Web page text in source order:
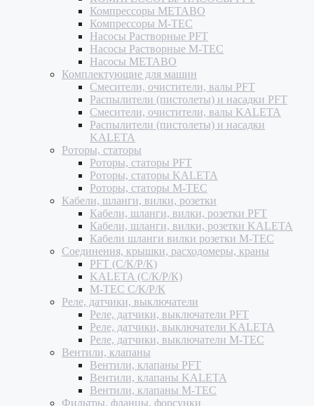
Компрессоры METABO
Компрессоры M-TEC
Насосы Растворные PFT
Насосы Растворные M-TEC
Насосы METABO
Комплектующие для машин
Смесители, очистители, валы PFT
Распылители (пистолеты) и насадки PFT
Смесители, очистители, валы KALETA
Распылители (пистолеты) и насадки
KALETA
Роторы, статоры
Роторы, статоры PFT
Роторы, статоры KALETA
Роторы, статоры M-TEC
Кабели, шланги, вилки, розетки
Кабели, шланги, вилки, розетки PFT
Кабели, шланги, вилки, розетки KALETA
Кабели шланги вилки розетки M-TEC
Соединения, крышки, расходомеры, краны
PFT (С/К/Р/К)
KALETA (С/К/Р/К)
M-TEC С/К/Р/К
Реле, датчики, выключатели
Реле, датчики, выключатели PFT
Реле, датчики, выключатели KALETA
Реле, датчики, выключатели M-TEC
Вентили, клапаны
Вентили, клапаны PFT
Вентили, клапаны KALETA
Вентили, клапаны M-TEC
Фильтры, фланцы, форсунки